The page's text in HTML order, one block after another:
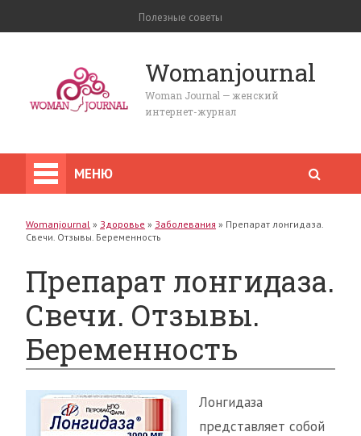
Полезные советы
Womanjournal
Woman Journal — женский
интернет-журнал
МЕНЮ
Womanjournal » Здоровье » Заболевания » Препарат лонгидаза.
Свечи. Отзывы. Беременность
Препарат лонгидаза.
Свечи. Отзывы.
Беременность
Лонгидаза
представляет собой